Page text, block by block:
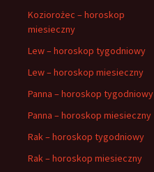
Koziorożec – horoskop
miesieczny
Lew – horoskop tygodniowy
Lew – horoskop miesieczny
Panna – horoskop tygodniowy
Panna – horoskop miesieczny
Rak – horoskop tygodniowy
Rak – horoskop miesieczny